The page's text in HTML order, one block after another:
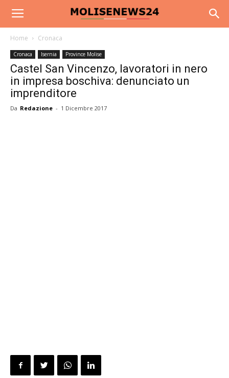
Home Cronaca
Cronaca Isernia Province Molise
Castel San Vincenzo, lavoratori in nero
in impresa boschiva: denunciato un
imprenditore
Da Redazione - 1 Dicembre 2017